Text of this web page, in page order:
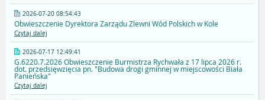
2026-07-20 08:54:43
Obwieszczenie Dyrektora Zarządu Zlewni Wód Polskich w Kole
Czytaj dalej
2026-07-17 12:49:41
G.6220.7.2026 Obwieszczenie Burmistrza Rychwała z 17 lipca 2026 r.
dot. przedsięwzięcia pn. "Budowa drogi gminnej w miejscowości Biała
Panieńska"
Czytaj dalej